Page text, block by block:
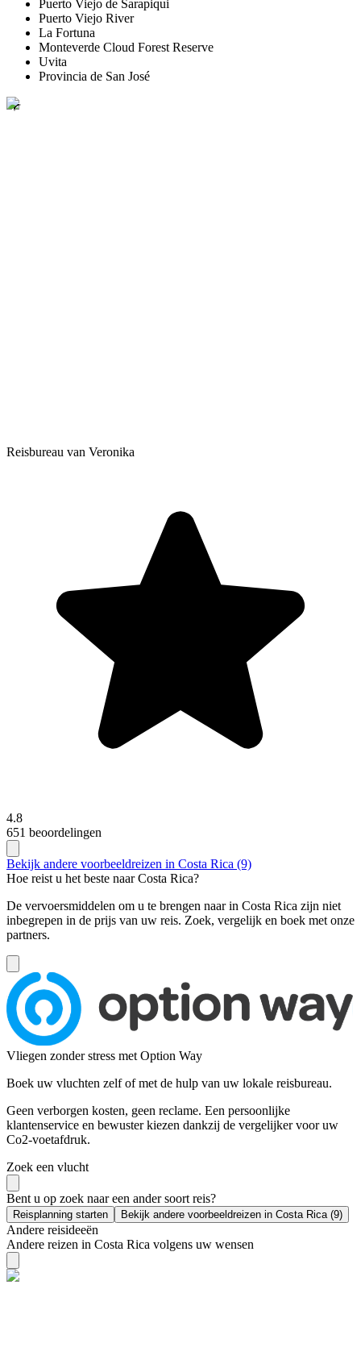
Puerto Viejo de Sarapiqui
Puerto Viejo River
La Fortuna
Monteverde Cloud Forest Reserve
Uvita
Provincia de San José
Reisbureau van Veronika
4.8
651 beoordelingen
Bekijk andere voorbeeldreizen in Costa Rica (9)
Hoe reist u het beste naar Costa Rica?
De vervoersmiddelen om u te brengen naar in Costa Rica zijn niet
inbegrepen in de prijs van uw reis. Zoek, vergelijk en boek met onze
partners.
Vliegen zonder stress met Option Way
Boek uw vluchten zelf of met de hulp van uw lokale reisbureau.
Geen verborgen kosten, geen reclame. Een persoonlijke
klantenservice en bewuster kiezen dankzij de vergelijker voor uw
Co2-voetafdruk.
Zoek een vlucht
Bent u op zoek naar een ander soort reis?
Reisplanning starten Bekijk andere voorbeeldreizen in Costa Rica (9)
Andere reisideeën
Andere reizen in Costa Rica volgens uw wensen